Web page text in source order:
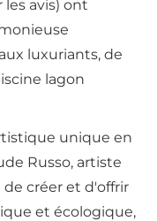
les avis) ont
luxuriants, de
lagon
unique en
Russo, artiste
créer et d'offrir
et écologique,